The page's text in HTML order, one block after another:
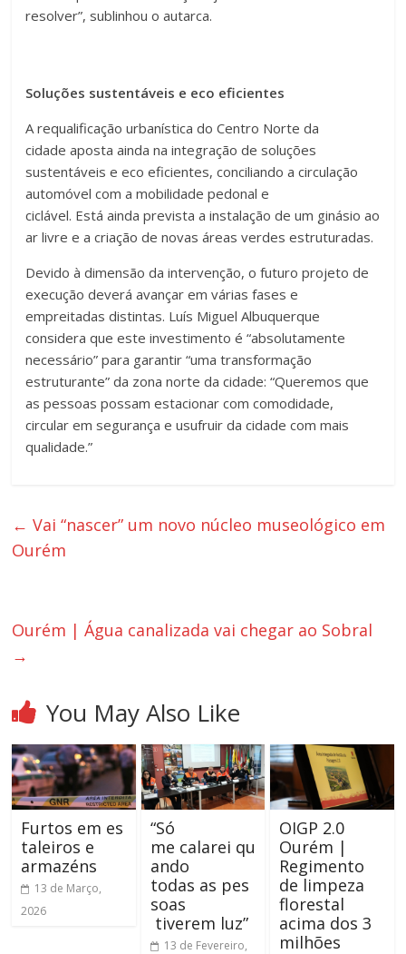
resolver”, sublinhou o autarca.
Soluções sustentáveis e eco eficientes
A requalificação urbanística do Centro Norte da
cidade aposta ainda na integração de soluções
sustentáveis e eco eficientes, conciliando a circulação
automóvel com a mobilidade pedonal e
ciclável. Está ainda prevista a instalação de um ginásio ao
ar livre e a criação de novas áreas verdes estruturadas.
Devido à dimensão da intervenção, o futuro projeto de
execução deverá avançar em várias fases e
empreitadas distintas. Luís Miguel Albuquerque
considera que este investimento é “absolutamente
necessário” para garantir “uma transformação
estruturante” da zona norte da cidade: “Queremos que
as pessoas possam estacionar com comodidade,
circular em segurança e usufruir da cidade com mais
qualidade.”
← Vai “nascer” um novo núcleo museológico em
Ourém
Ourém | Água canalizada vai chegar ao Sobral
→
You May Also Like
Furtos em es
taleiros e
armazéns
13 de Março,
2026
“Só
me calarei qu
ando
todas as pes
soas
tiverem luz”
13 de Fevereiro,
OIGP 2.0
Ourém |
Regimento
de limpeza
florestal
acima dos 3
milhões